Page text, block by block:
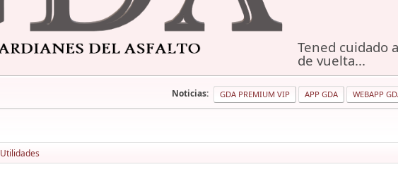
Tened cuidado
de vuelta...
Noticias: GDA PREMIUM VIP APP GDA WEBAPP
Utilidades